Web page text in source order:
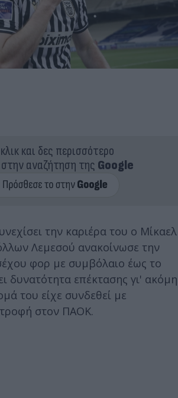
και δες περισσότερο
στην αναζήτηση της Google
την καριέρα του ο Μίκαελ
Λεμεσού ανακοίνωσε την
φορ με συμβόλαιο έως το
δυνατότητα επέκτασης γι' ακόμη
του είχε συνδεθεί με
στον ΠΑΟΚ.